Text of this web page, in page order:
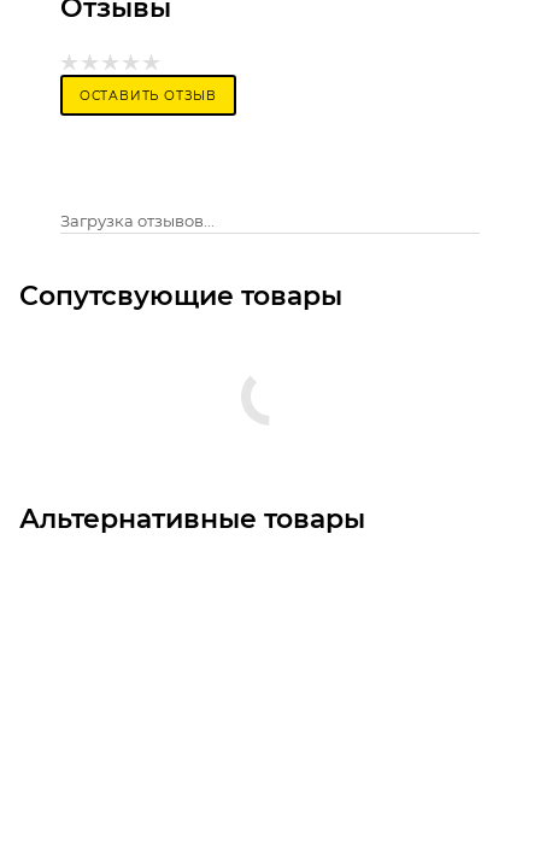
Отзывы
ОСТАВИТЬ ОТЗЫВ
Загрузка отзывов...
Сопутсвующие товары
Альтернативные товары